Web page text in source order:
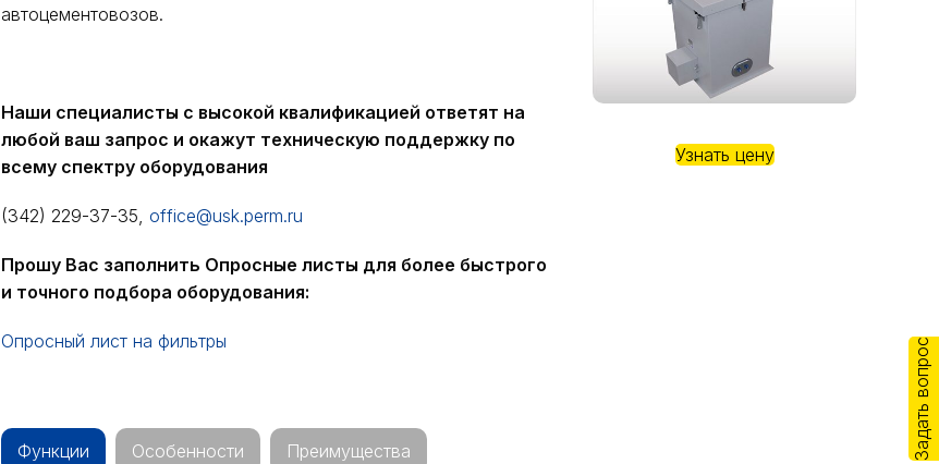
автоцементовозов.
Наши специалисты с высокой квалификацией ответят на
любой ваш запрос и окажут техническую поддержку по
всему спектру оборудования
(342) 229-37-35,office@usk.perm.ru
Прошу Вас заполнить Опросные листы для более быстрого
и точного подбора оборудования:
Опросный лист на фильтры
Узнать цену
Функции Особенности Преимущества Задать вопрос